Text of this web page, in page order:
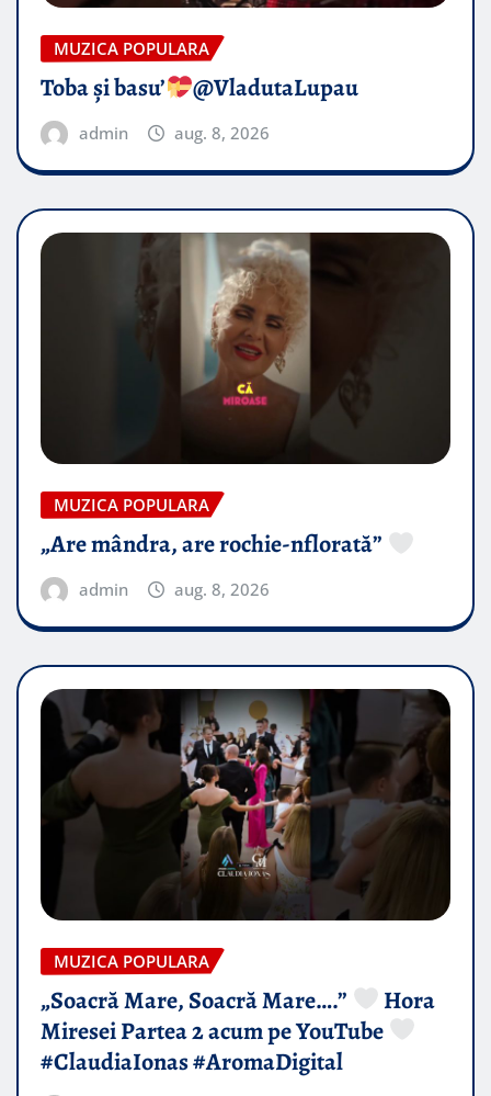
MUZICA POPULARA
Toba și basu’ @VladutaLupau
admin aug. 8, 2026
MUZICA POPULARA
„Are mândra, are rochie-nflorată”
admin aug. 8, 2026
MUZICA POPULARA
„Soacră Mare, Soacră Mare….”
Hora
Miresei Partea 2 acum pe YouTube
#ClaudiaIonas #AromaDigital